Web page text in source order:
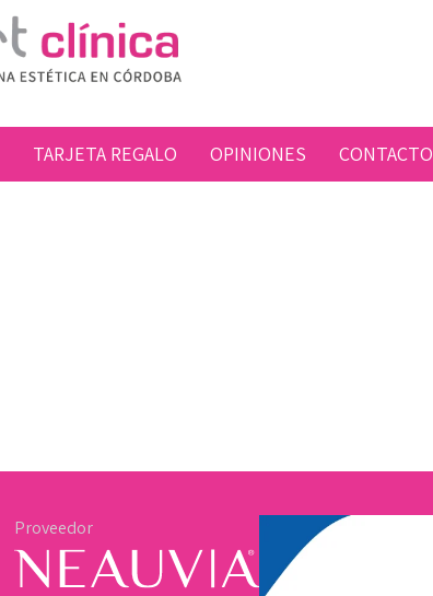
TARJETA REGALO OPINIONES CONTACTO
Proveedor